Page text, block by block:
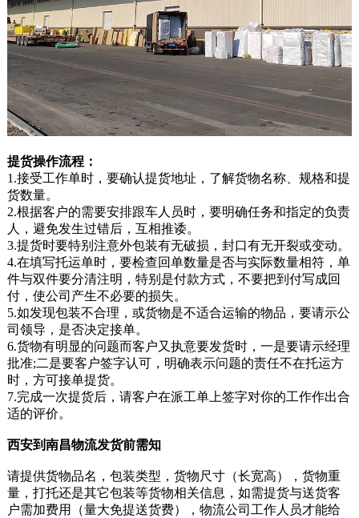
提货操作流程：
1.接受工作单时，要确认提货地址，了解货物名称、规格和提
货数量。
2.根据客户的需要安排跟车人员时，要明确任务和指定的负责
人，避免发生过错后，互相推诿。
3.提货时要特别注意外包装有无破损，封口有无开裂或变动。
4.在填写托运单时，要检查回单数量是否与实际数量相符，单
件与双件要分清注明，特别是付款方式，不要把到付写成回
付，使公司产生不必要的损失。
5.如发现包装不合理，或货物是不适合运输的物品，要请示公
司领导，是否决定接单。
6.货物有明显的问题而客户又执意要发货时，一是要请示经理
批准;二是要客户签字认可，明确表示问题的责任不在托运方
时，方可接单提货。
7.完成一次提货后，请客户在派工单上签字对你的工作作出合
适的评价。
西安到南昌物流发货前需知
请提供货物品名，包装类型，货物尺寸（长宽高），货物重
量，打托还是其它包装等货物相关信息，如需提货与送货客
户需加费用（量大免提送货费），物流公司工作人员才能给